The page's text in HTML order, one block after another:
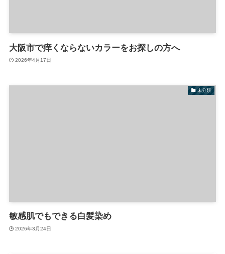
大阪市で痒くならないカラーをお探しの方へ
2026年4月17日
未分類
敏感肌でもできる白髪染め
2026年3月24日